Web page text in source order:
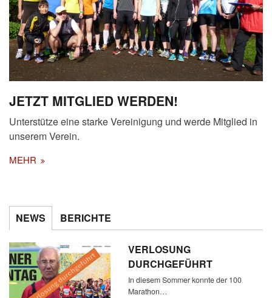
JETZT MITGLIED WERDEN!
Unterstütze eine starke Vereinigung und werde Mitglied in
unserem Verein.
MEHR
NEWS BERICHTE
VERLOSUNG
DURCHGEFÜHRT
In diesem Sommer konnte der 100
Marathon…